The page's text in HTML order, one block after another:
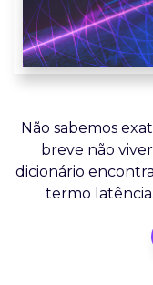
Não sabemos
breve não
dicionário
termo